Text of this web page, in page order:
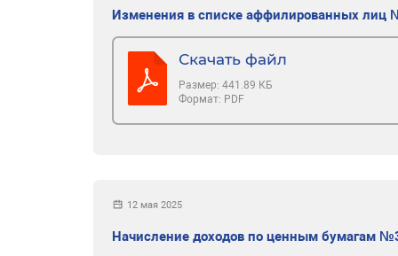
Изменения в списке аффилированных лиц
Скачать файл
Размер:441.89 КБ
Формат: PDF
12 мая 2025
Начисление доходов по ценным бумагам